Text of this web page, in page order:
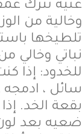
غنية تترك
وخالية من
تلطيخها
نباتي وخالي
للخدود: إذا
سائل ، ادمجه
بقعة الخد. إذا
ضعيه بعد